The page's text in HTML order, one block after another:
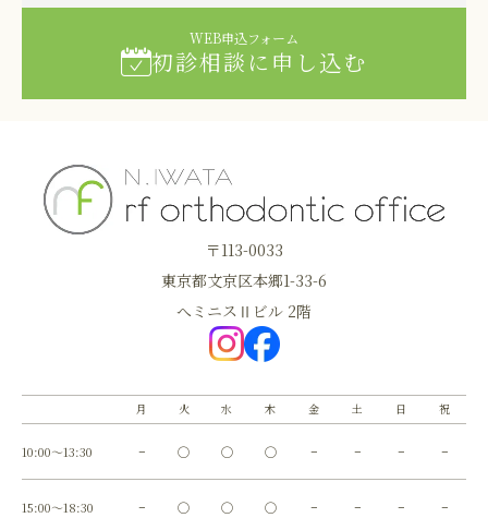
WEB申込フォーム
初診相談に申し込む
〒113-0033
東京都文京区本郷1-33-6
へミニスⅡビル 2階
月 火 水 木 金 土 日 祝
10:00～13:30 − ◯ ◯ ◯ − − − −
15:00～18:30 − ◯ ◯ ◯ − − − −